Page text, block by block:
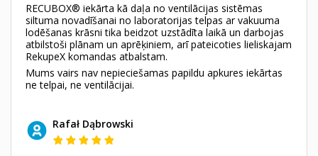
RECUBOX® iekārta kā daļa no ventilācijas sistēmas
siltuma novadīšanai no laboratorijas telpas ar vakuuma
lodēšanas krāsni tika beidzot uzstādīta laikā un darbojas
atbilstoši plānam un aprēķiniem, arī pateicoties lieliskajam
RekupeX komandas atbalstam.
Mums vairs nav nepieciešamas papildu apkures iekārtas
ne telpai, ne ventilācijai.
Rafał Dąbrowski